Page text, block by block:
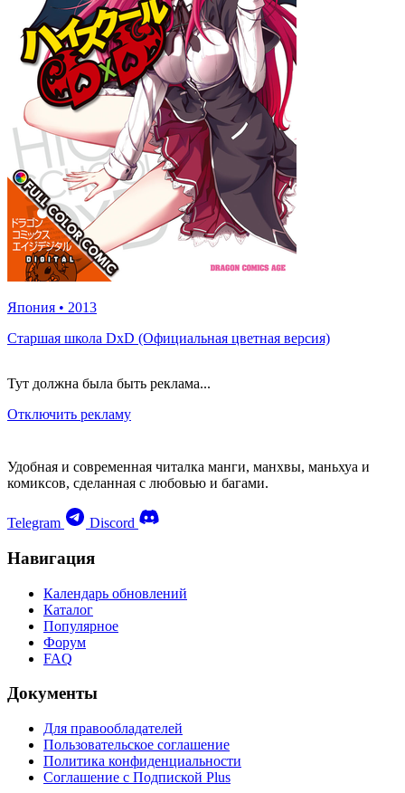
Япония • 2013
Старшая школа DxD (Официальная цветная версия)
Тут должна была быть реклама...
Отключить рекламу
Удобная и современная читалка манги, манхвы, маньхуа и
комиксов, сделанная с любовью и багами.
Telegram Discord
Навигация
Календарь обновлений
Каталог
Популярное
Форум
FAQ
Документы
Для правообладателей
Пользовательское соглашение
Политика конфиденциальности
Соглашение с Подпиской Plus